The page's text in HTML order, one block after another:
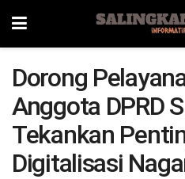
Dorong
Anggota DPRD
Tekankan
Digitalisasi